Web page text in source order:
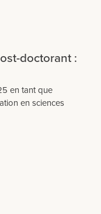
doctorant :
en tant que
en sciences